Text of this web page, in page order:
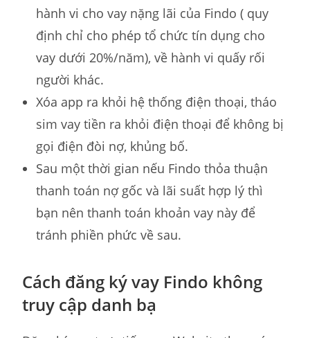
hành vi cho vay nặng lãi của Findo ( quy
định chỉ cho phép tổ chức tín dụng cho
vay dưới 20%/năm), về hành vi quấy rối
người khác.
Xóa app ra khỏi hệ thống điện thoại, tháo
sim vay tiền ra khỏi điện thoại để không bị
gọi điện đòi nợ, khủng bố.
Sau một thời gian nếu Findo thỏa thuận
thanh toán nợ gốc và lãi suất hợp lý thì
bạn nên thanh toán khoản vay này để
tránh phiền phức về sau.
Cách đăng ký vay Findo không
truy cập danh bạ